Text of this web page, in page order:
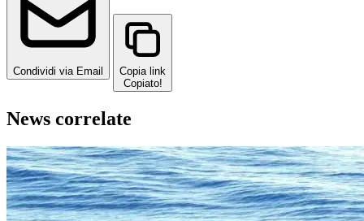
Condividi via Email
Copia link
Copiato!
News correlate